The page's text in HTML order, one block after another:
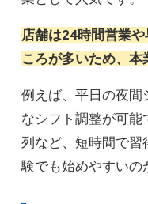
店舗は24時間営業
ころが多いため、本
例えば、平日の夜間
なシフト調整が可
列など、短時間で習
験でも始めやすいの